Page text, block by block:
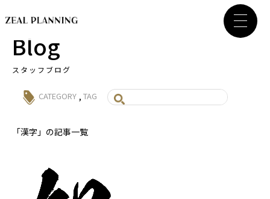
Blog
スタッフブログ
CATEGORY ,TAG
「漢字」の記事一覧